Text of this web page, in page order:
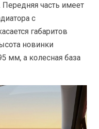
часть имеет
с
габаритов
новинки
мм, а колесная база